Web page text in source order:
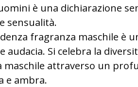
è una dichiarazione
sensualità.
fragranza maschile è
audacia. Si celebra la
maschile attraverso un
e ambra.